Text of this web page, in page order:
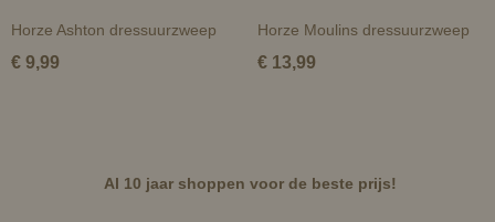
Horze Ashton dressuurzweep
€ 9,99
Horze Moulins dressuurzweep
€ 13,99
Al 10 jaar shoppen voor de beste prijs!